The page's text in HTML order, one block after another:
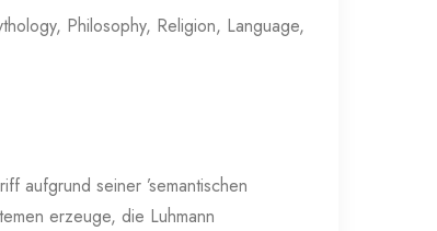
Philosophy, Religion, Language,
aufgrund seiner ’semantischen
erzeuge, die Luhmann